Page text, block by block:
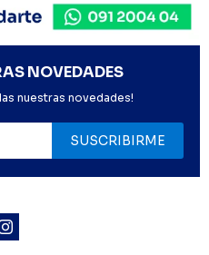
NOVEDADES
nuestras novedades!
SUSCRIBIRME